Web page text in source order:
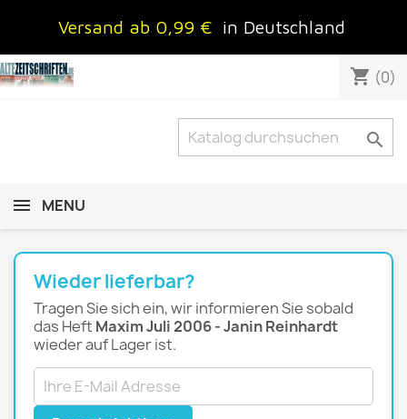
Versand ab 0,99 € in Deutschland
shopping_cart (0)

MENU
Wieder lieferbar?
Tragen Sie sich ein, wir informieren Sie sobald
das Heft Maxim Juli 2006 - Janin Reinhardt
wieder auf Lager ist.